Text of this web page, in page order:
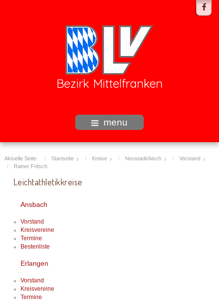
Bezirk Mittelfranken
menu
Aktuelle Seite: Startseite Kreise Neustadt/Aisch
Vorstand
Rainer Fritsch
Leichtathletikkreise
Ansbach
Vorstand
Kreisvereine
Termine
Bestenliste
Erlangen
Vorstand
Kreisvereine
Termine